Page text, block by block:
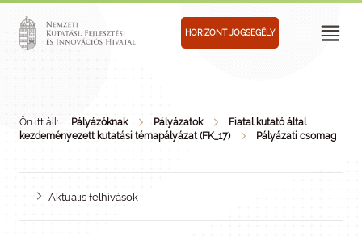
HORIZONT JOGSEGÉLY
Ön itt áll: Pályázóknak Pályázatok
Fiatal kutató által
kezdeményezett kutatási témapályázat (FK_17)
Pályázati csomag
Aktuális felhívások